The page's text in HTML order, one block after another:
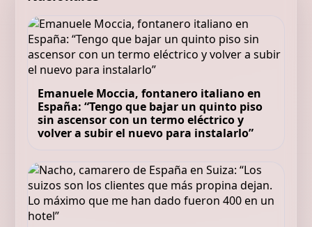
Emanuele Moccia, fontanero italiano en
España: “Tengo que bajar un quinto piso
sin ascensor con un termo eléctrico y
volver a subir el nuevo para instalarlo”